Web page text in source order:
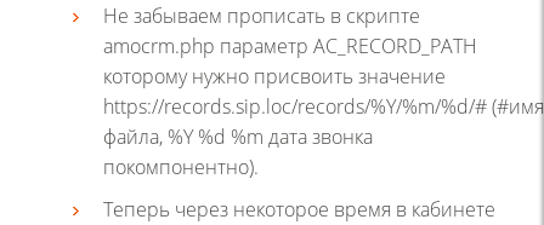
Не забываем прописать в скрипте
amocrm.php параметр AC_RECORD_PATH
которому нужно присвоить значение
https://records.sip.loc/records/%Y/%m/%d/# (#имя
файла, %Y %d %m дата звонка
покомпонентно).
Теперь через некоторое время в кабинете